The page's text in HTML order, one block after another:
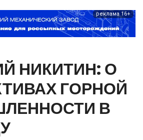
реклама 16+
НИКИТИН: О
ГОРНОЙ
В